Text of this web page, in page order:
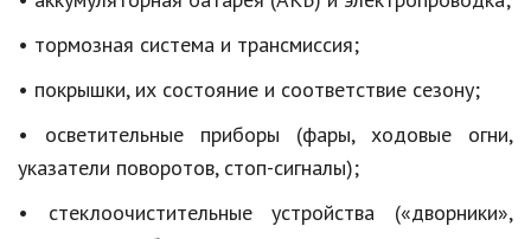
Животные
Еда и напитки
Праздники и подарки
Кинематограф
Домашние животные
• тормозная система и трансмиссия;
• покрышки, их состояние и соответствие сезону;
• осветительные приборы (фары, ходовые огни,
указатели поворотов, стоп-сигналы);
• стеклоочистительные устройства («дворники»,